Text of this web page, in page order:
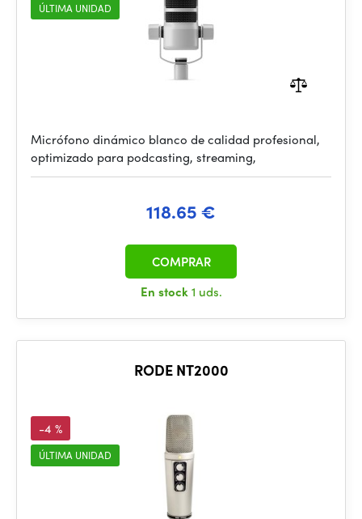
ÚLTIMA UNIDAD
Micrófono dinámico blanco de calidad profesional,
optimizado para podcasting, streaming,
118.65 €
En stock1 uds.
COMPRAR
RODE NT2000
-4 %
ÚLTIMA UNIDAD